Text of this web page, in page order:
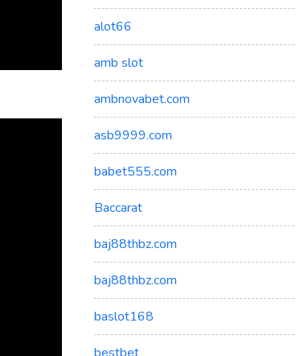
alot66
amb slot
ambnovabet.com
asb9999.com
babet555.com
Baccarat
baj88thbz.com
baj88thbz.com
baslot168